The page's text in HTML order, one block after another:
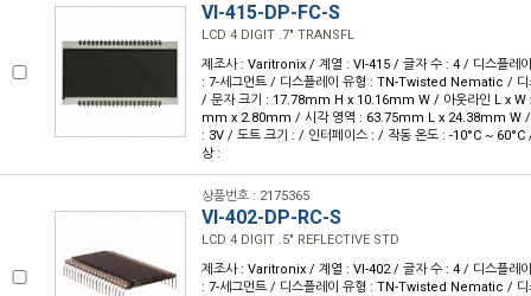
VI-415-DP-FC-S
LCD 4 DIGIT .7" TRANSFL
제조사 : Varitronix / 계열 : VI-415 / 글자 수 : 4 / 디스플레
: 7-세그먼트 / 디스플레이 유형 : TN-Twisted Nematic / 디
/ 문자 크기 : 17.78mm H x 10.16mm W / 아웃라인 L x
mm x 2.80mm / 시각 영역 : 63.75mm L x 24.38mm W /
: 3V / 도트 크기 : / 인터페이스 : / 작동 온도 : -10°C ~
상 :
상품번호 : 2175365
VI-402-DP-RC-S
LCD 4 DIGIT .5" REFLECTIVE STD
제조사 : Varitronix / 계열 : VI-402 / 글자 수 : 4 / 디스플레
: 7-세그먼트 / 디스플레이 유형 : TN-Twisted Nematic / 디